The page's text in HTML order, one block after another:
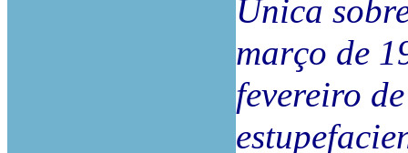
Única
março de
fevereiro